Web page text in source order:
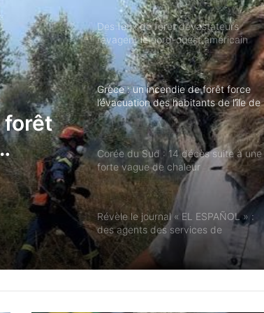
forêt
de
Grèce : un incendie de forêt force
l’évacuation des habitants de l’île de
Céphalonie
Corée du Sud : 14 décès suite à une
forte vague de chaleur
Révèle le journal « EL ESPAÑOL » :
des agents des services de
renseignements marocains parmi les
milliers de migrants illégaux à Ceuta,
selon la Garde civile
Détenus palestiniens : famine et
négligence médicale à la prison
sioniste de Megiddo